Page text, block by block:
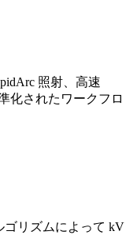
照射、高速
化されたワークフロ
ゴリズムによって kV